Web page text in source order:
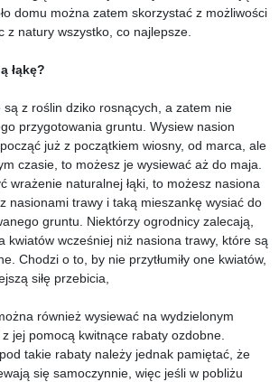
domu można zatem skorzystać z możliwości
z natury wszystko, co najlepsze.
łąkę?
są z roślin dziko rosnących, a zatem nie
przygotowania gruntu. Wysiew nasion
już z początkiem wiosny, od marca, ale
czasie, to możesz je wysiewać aż do maja.
wrażenie naturalnej łąki, to możesz nasiona
nasionami trawy i taką mieszankę wysiać do
gruntu. Niektórzy ogrodnicy zalecają,
kwiatów wcześniej niż nasiona trawy, które są
Chodzi o to, by nie przytłumiły one kwiatów,
siłę przebicia,
również wysiewać na wydzielonym
jej pomocą kwitnące rabaty ozdobne.
takie rabaty należy jednak pamiętać, że
się samoczynnie, więc jeśli w pobliżu